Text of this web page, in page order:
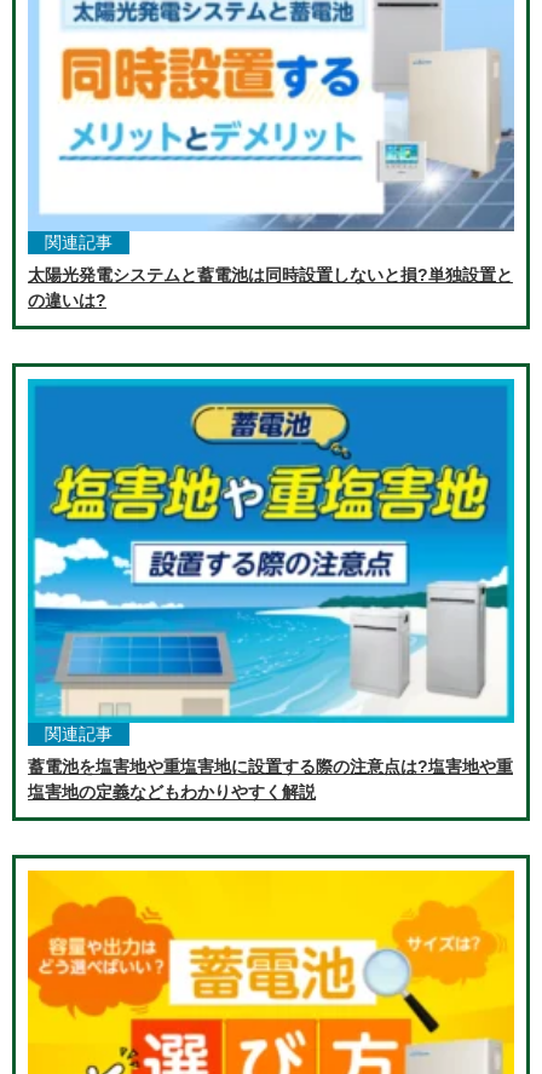
関連記事
太陽光発電システムと蓄電池は同時設置しないと損?単独設置と
の違いは?
関連記事
蓄電池を塩害地や重塩害地に設置する際の注意点は?塩害地や重
塩害地の定義などもわかりやすく解説